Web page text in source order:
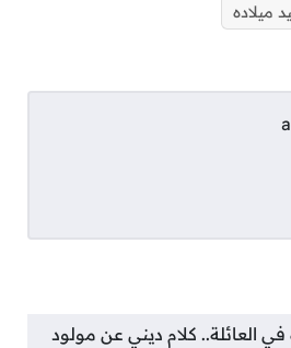
ميلاده
التواصل
العائلة.. كلام ديني عن مولود